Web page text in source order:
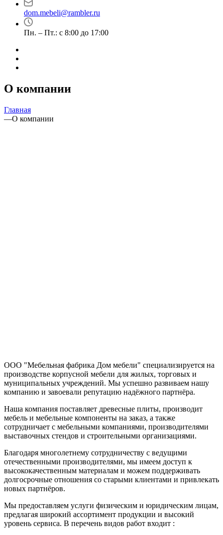
dom.mebeli@rambler.ru
Пн. – Пт.: с 8:00 до 17:00
О компании
Главная
—О компании
ООО "Мебельная фабрика Дом мебели" специализируется на
производстве корпусной мебели для жилых, торговых и
муниципальных учреждений. Мы успешно развиваем нашу
компанию и завоевали репутацию надёжного партнёра.
Наша компания поставляет древесные плиты, производит
мебель и мебельные компоненты на заказ, а также
сотрудничает с мебельными компаниями, производителями
выставочных стендов и строительными организациями.
Благодаря многолетнему сотрудничеству с ведущими
отечественными производителями, мы имеем доступ к
высококачественным материалам и можем поддерживать
долгосрочные отношения со старыми клиентами и привлекать
новых партнёров.
Мы предоставляем услуги физическим и юридическим лицам,
предлагая широкий ассортимент продукции и высокий
уровень сервиса. В перечень видов работ входит :